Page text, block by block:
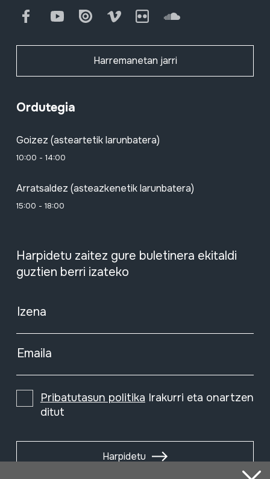
FacebookYoutube Issuu Vimeo Flickr SoundCloud
Harremanetan jarri
Ordutegia
Goizez (asteartetik larunbatera)
10:00 - 14:00
Arratsaldez (asteazkenetik larunbatera)
15:00 - 18:00
Harpidetu zaitez gure buletinera ekitaldi
guztien berri izateko
Izena
Emaila
Pribatutasun politika Irakurri eta onartzen
ditut
Harpidetu